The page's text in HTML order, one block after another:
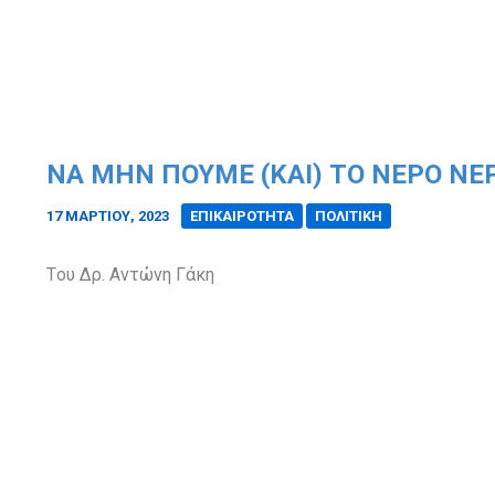
ΝΑ ΜΗΝ ΠΟΥΜΕ (ΚΑΙ) ΤΟ ΝΕΡΟ
17 ΜΑΡΤΊΟΥ, 2023 ΕΠΙΚΑΙΡΟΤΗΤΑ ΠΟΛΙΤΙΚΗ
Tου Δρ. Αντώνη Γάκη